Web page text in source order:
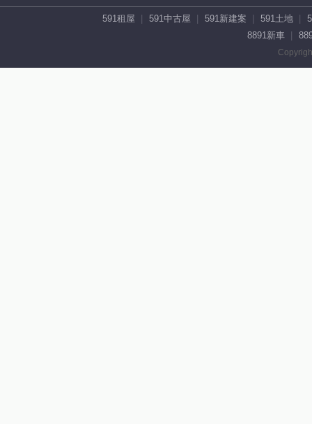
591租屋 591中古屋 591新建案 591土地
8891新車